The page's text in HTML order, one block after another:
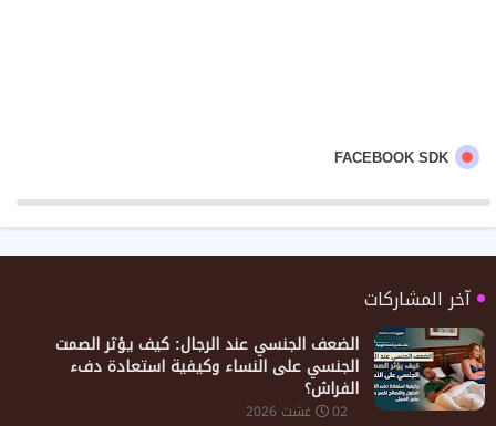
FACEBOOK SDK
آخر المشاركات
الضعف الجنسي عند الرجال: كيف يؤثر الصمت
الجنسي على النساء وكيفية استعادة دفء
الفراش؟
02 غشت 2026